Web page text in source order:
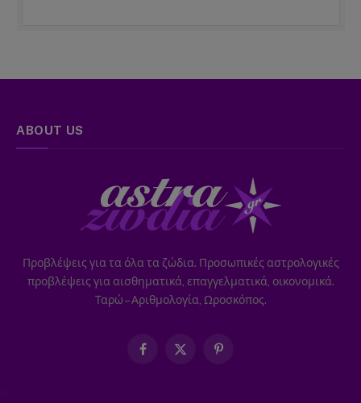
ABOUT US
Προβλέψεις για τα όλα τα ζώδια. Προσωπικές αστρολογικές
προβλέψεις για αισθηματικά, επαγγελματικά, οικονομικά.
Ταρώ – Αριθμολογία, Ωροσκόπος.
Facebook
X
Pinterest